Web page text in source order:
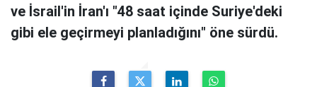
ve İsrail'in İran'ı "48 saat içinde Suriye'deki
gibi ele geçirmeyi planladığını" öne sürdü.